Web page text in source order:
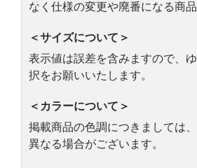
なく仕様の変更や廃番になる商品
＜サイズについて＞
表示値は誤差を含みますので、
択をお願いいたします。
＜カラーについて＞
掲載商品の色調につきましては
異なる場合がございます。